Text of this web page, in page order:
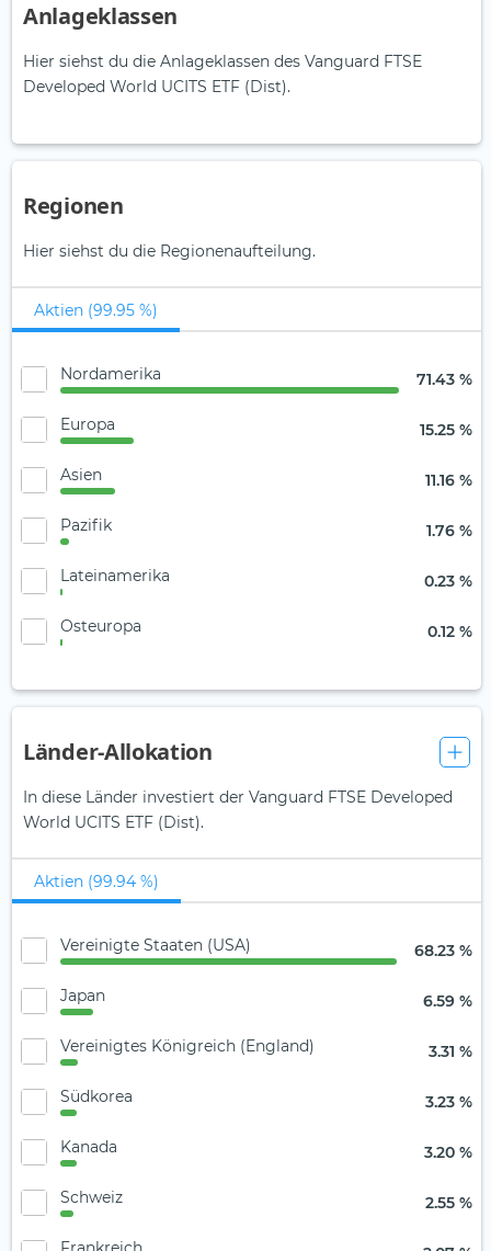
Anlageklassen
Hier siehst du die Anlageklassen des Vanguard FTSE
Developed World UCITS ETF (Dist).
Regionen
Hier siehst du die Regionenaufteilung.
Aktien (99.95 %)
Nordamerika 71.43 %
Europa 15.25 %
Asien 11.16 %
Pazifik 1.76 %
Lateinamerika 0.23 %
Osteuropa 0.12 %
Länder-Allokation
In diese Länder investiert der Vanguard FTSE Developed
World UCITS ETF (Dist).
Aktien (99.94 %)
Vereinigte Staaten (USA) 68.23 %
Japan 6.59 %
Vereinigtes Königreich (England) 3.31 %
Südkorea 3.23 %
Kanada 3.20 %
Schweiz 2.55 %